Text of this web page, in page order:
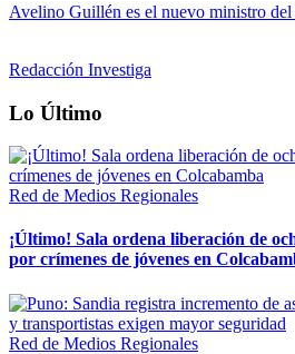
Avelino Guillén es el nuevo ministro
Redacción Investiga
Lo Último
Red de Medios Regionales
¡Último! Sala ordena liberación de
por crímenes de jóvenes en
Red de Medios Regionales